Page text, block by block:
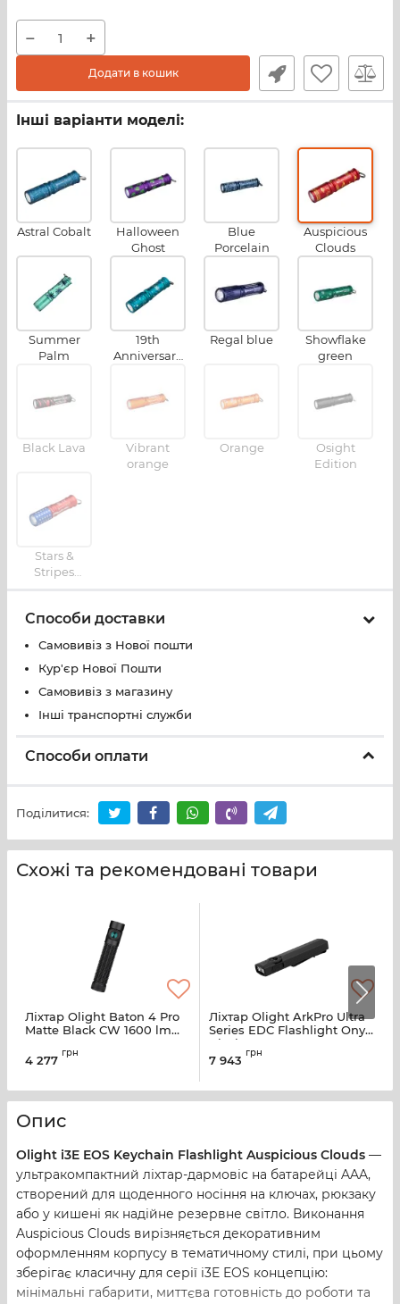
− +
Додати в кошик
Інші варіанти моделі:
Astral Cobalt
Halloween
Ghost
Blue
Porcelain
Auspicious
Clouds
Summer
Palm
19th
Anniversary
Regal blue
Showflake
green
Black Lava
Vibrant
orange
Orange
Osight
Edition
Stars &
Stripes
Способи доставки
Самовивіз з Нової пошти
Кур'єр Нової Пошти
Самовивіз з магазину
Інші транспортні служби
Способи оплати
Поділитися:
Схожі та рекомендовані товари
Ліхтар Olight Baton 4 Pro
Matte Black CW 1600 lm
4 277
грн
Ліхтар Olight ArkPro Ultra
Series EDC Flashlight Onyx
Black CW
7 943
грн
Опис
Olight i3E EOS Keychain Flashlight Auspicious Clouds —
ультракомпактний ліхтар-дармовіс на батарейці AAA,
створений для щоденного носіння на ключах, рюкзаку
або у кишені як надійне резервне світло. Виконання
Auspicious Clouds вирізняється декоративним
оформленням корпусу в тематичному стилі, при цьому
зберігає класичну для серії i3E EOS концепцію:
мінімальні габарити, миттєва готовність до роботи та